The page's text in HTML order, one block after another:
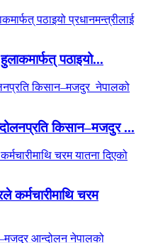
पठाइयो...
किसान–मजदुर ...
कर्मचारीमाथि चरम